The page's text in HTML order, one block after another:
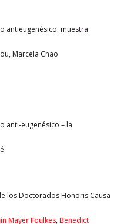
antieugenésico: muestra
Marcela Chao
anti-eugenésico – la
los Doctorados Honoris Causa
Mayer Foulkes,Benedict